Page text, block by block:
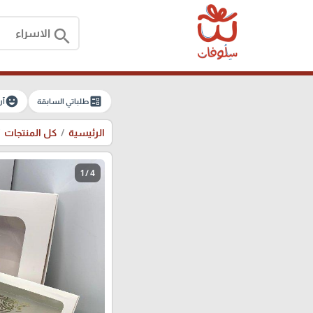
search
ballotطلباتي السابقة emoji_emotions
الرئيسية كل المنتجات
1 / 4